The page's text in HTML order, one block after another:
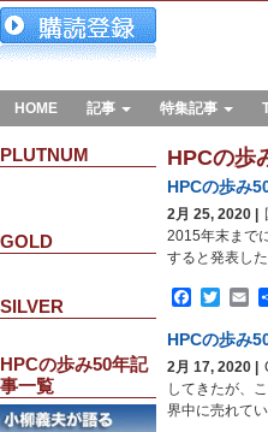
HOME 記事 特集記事
PLUTNUM
GOLD
SILVER
HPCの歩み50年記
事一覧
HPCの歩
HPCの歩み
2月 25, 2020 |
2015年末まで
すると発表し
HPCの歩み
2月 17, 2020 |
してきたが、
界中に売れて